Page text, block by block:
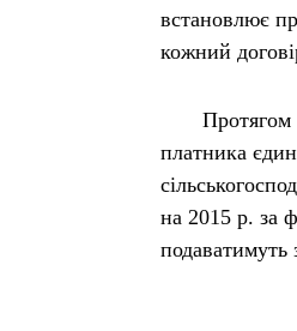
встановлює
кожний
Протягом I
платника
на 2015 р. за
подаватимуть